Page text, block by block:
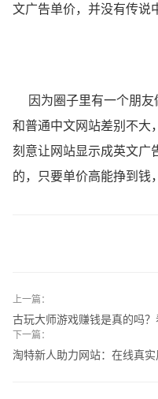
文广告单价，并没有传说
因为圈子里有一个朋友
和普通中文网站差别不大
刻意让网站显示成英文广
的，只要单价高能挣到钱
上一篇：
古玩大师游戏赚钱是真的吗？
下一篇：
淘特新人助力网站：在线真实